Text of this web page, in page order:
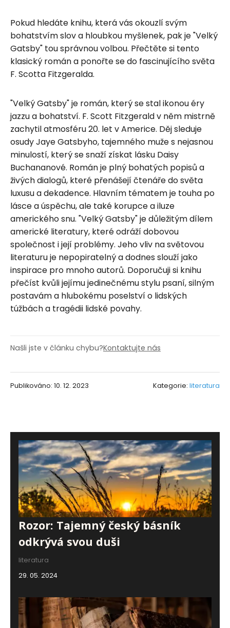
Pokud hledáte knihu, která vás okouzlí svým
bohatstvím slov a hloubkou myšlenek, pak je "Velký
Gatsby" tou správnou volbou. Přečtěte si tento
klasický román a ponořte se do fascinujícího světa
F. Scotta Fitzgeralda.
"Velký Gatsby" je román, který se stal ikonou éry
jazzu a bohatství. F. Scott Fitzgerald v něm mistrně
zachytil atmosféru 20. let v Americe. Děj sleduje
osudy Jaye Gatsbyho, tajemného muže s nejasnou
minulostí, který se snaží získat lásku Daisy
Buchananové. Román je plný bohatých popisů a
živých dialogů, které přenášejí čtenáře do světa
luxusu a dekadence. Hlavním tématem je touha po
lásce a úspěchu, ale také korupce a iluze
amerického snu. "Velký Gatsby" je důležitým dílem
americké literatury, které odráží dobovou
společnost i její problémy. Jeho vliv na světovou
literaturu je nepopiratelný a dodnes slouží jako
inspirace pro mnoho autorů. Doporučuji si knihu
přečíst kvůli jejímu jedinečnému stylu psaní, silným
postavám a hlubokému poselství o lidských
túžbách a tragédii lidské povahy.
Našli jste v článku chybu?Kontaktujte nás
Publikováno: 10. 12. 2023 Kategorie: literatura
Rozor: Tajemný český básník
odkrývá svou duši
literatura
29. 05. 2024